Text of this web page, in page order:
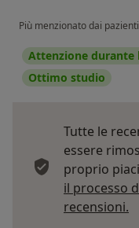
Più menzionato dai pazienti
Attenzione durante
Ottimo studio
Tutte le
essere
proprio
il processo
recensioni.